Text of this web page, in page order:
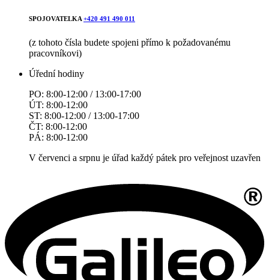
SPOJOVATELKA +420 491 490 011
(z tohoto čísla budete spojeni přímo k požadovanému
pracovníkovi)
Úřední hodiny
PO: 8:00-12:00 / 13:00-17:00
ÚT: 8:00-12:00
ST: 8:00-12:00 / 13:00-17:00
ČT: 8:00-12:00
PÁ: 8:00-12:00
V červenci a srpnu je úřad každý pátek pro veřejnost uzavřen